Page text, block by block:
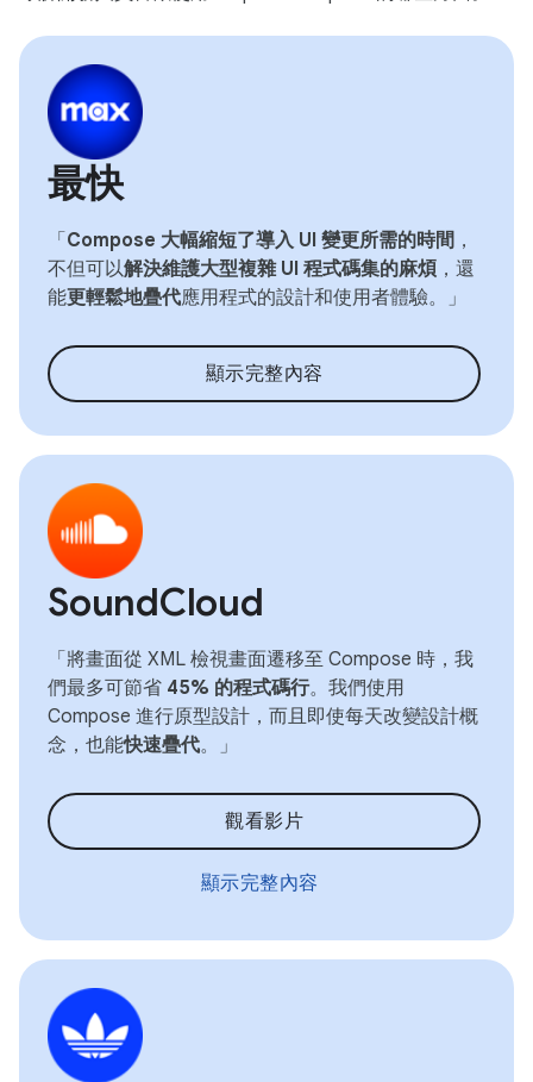
最快
「 Compose 大幅縮短了導入 UI 變更所需的時間 ，
不但可以解決維護大型複雜 UI 程式碼集的麻煩 ，還
能更輕鬆地疊代應用程式的設計和使用者體驗。」
顯示完整內容
SoundCloud
「將畫面從 XML 檢視畫面遷移至 Compose 時，我
們最多可節省 45% 的程式碼行。我們使用
Compose 進行原型設計，而且即使每天改變設計概
念，也能快速疊代。」
觀看影片
顯示完整內容